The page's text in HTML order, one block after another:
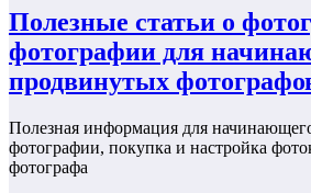
Полезные статьи о
фотографии для
продвинутых
Полезная информация для
фотографии, покупка и настройка
фотографа